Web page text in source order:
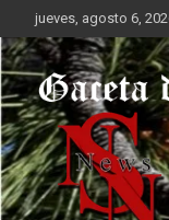
Saltar
al
contenido
jueves, agosto 6,